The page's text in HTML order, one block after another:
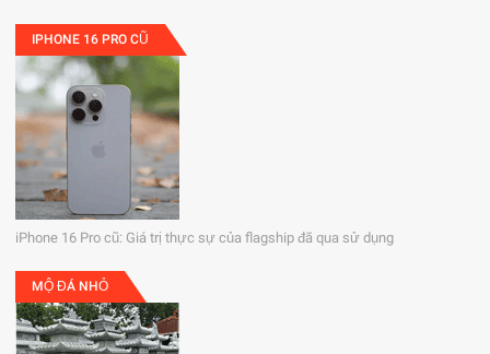
IPHONE 16 PRO CŨ
iPhone 16 Pro cũ: Giá trị thực sự của flagship đã qua sử dụng
MỘ ĐÁ NHỎ